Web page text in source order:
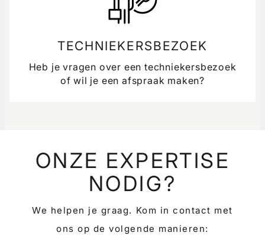
TECHNIEKERSBEZOEK
Heb je vragen over een techniekersbezoek
of wil je een afspraak maken?
ONZE EXPERTISE
NODIG?
We helpen je graag. Kom in contact met
ons op de volgende manieren: